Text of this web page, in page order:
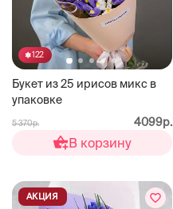
122
Букет из 25 ирисов микс в
упаковке
5 370р. 4099р.
В корзину
АКЦИЯ